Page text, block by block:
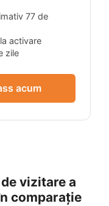
77 de
activare
zile
acum
vizitare a
comparație